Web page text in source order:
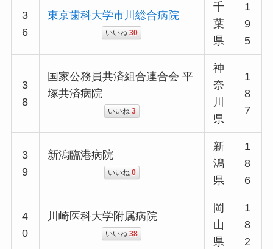
3
6
東京歯科大学市川総合病院
いいね30
千
葉
県
1
9
5
3
8
国家公務員共済組合連合会 平
塚共済病院
いいね 3
神
奈
川
県
1
8
7
3
9
新潟臨港病院
いいね 0
新
潟
県
1
8
6
4
0
川崎医科大学附属病院
いいね38
岡
山
県
1
8
2